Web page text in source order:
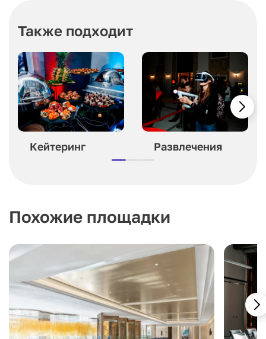
Также подходит
Кейтеринг Развлечения
Похожие площадки